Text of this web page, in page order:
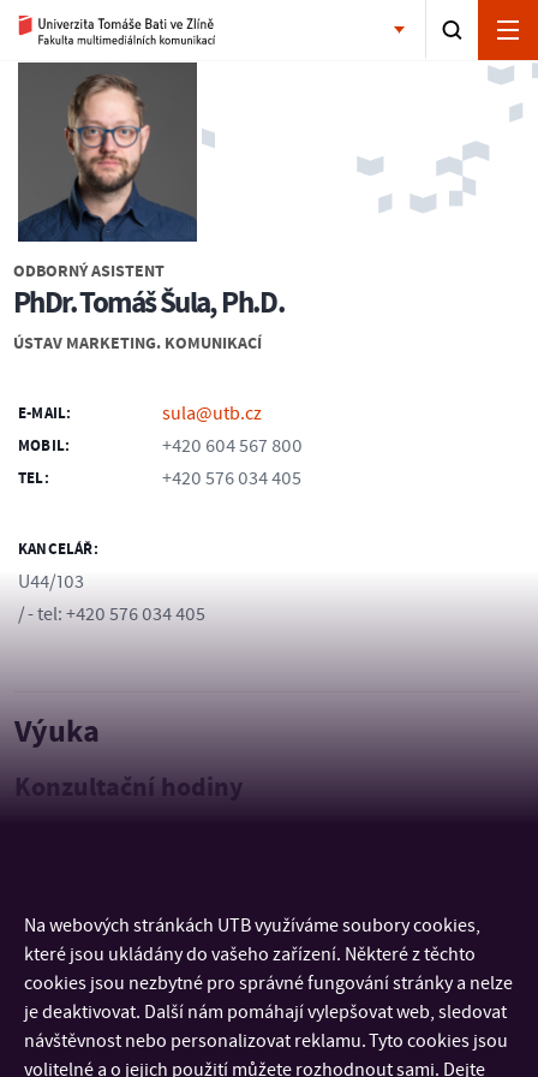
ODBORNÝ ASISTENT
PhDr. Tomáš Šula, Ph.D.
ÚSTAV MARKETING. KOMUNIKACÍ
E-MAIL: sula@utb.cz
MOBIL: +420 604 567 800
TEL: +420 576 034 405
KANCELÁŘ:
U44/103
/ - tel: +420 576 034 405
Výuka
Konzultační hodiny
KONTAKT
DŮLEŽITÉ INFORMACE
Na webových stránkách UTB využíváme soubory cookies,
které jsou ukládány do vašeho zařízení. Některé z těchto
cookies jsou nezbytné pro správné fungování stránky a nelze
je deaktivovat. Další nám pomáhají vylepšovat web, sledovat
návštěvnost nebo personalizovat reklamu. Tyto cookies jsou
volitelné a o jejich použití můžete rozhodnout sami. Dejte